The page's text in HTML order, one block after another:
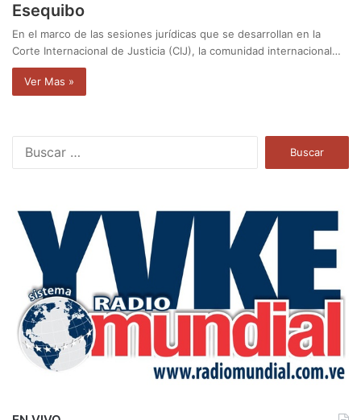
Esequibo
En el marco de las sesiones jurídicas que se desarrollan en la
Corte Internacional de Justicia (CIJ), la comunidad internacional…
Ver Mas »
a